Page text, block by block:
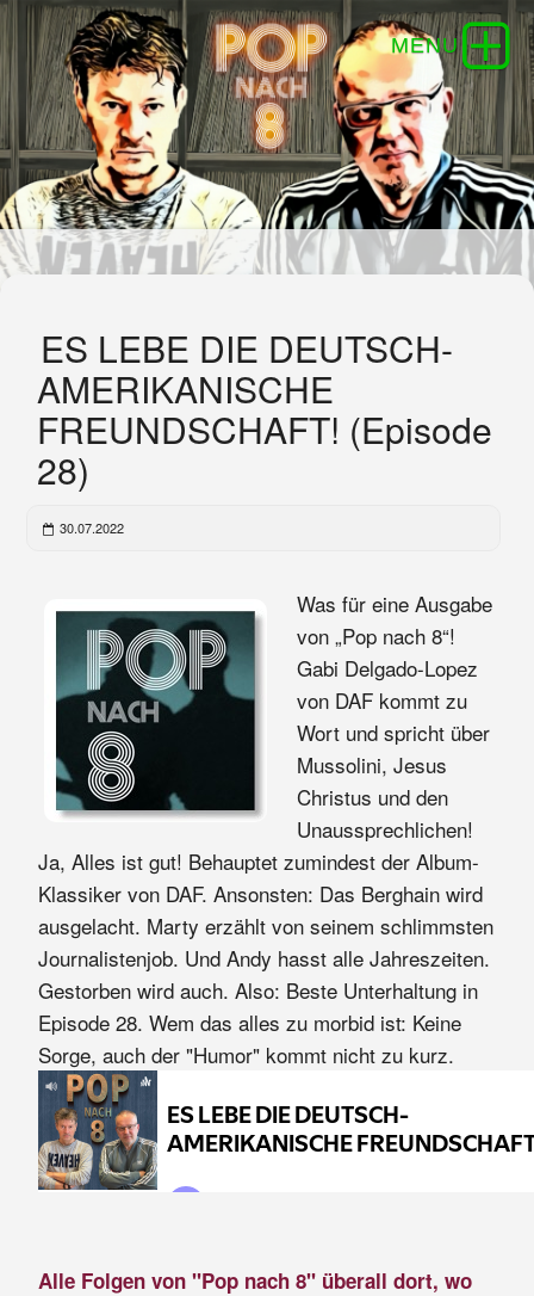
ES LEBE DIE DEUTSCH-
AMERIKANISCHE
FREUNDSCHAFT! (Episode
28)
30.07.2022
Was für eine Ausgabe
von „Pop nach 8“!
Gabi Delgado-Lopez
von DAF kommt zu
Wort und spricht über
Mussolini, Jesus
Christus und den
Unaussprechlichen!
Ja, Alles ist gut! Behauptet zumindest der Album-
Klassiker von DAF. Ansonsten: Das Berghain wird
ausgelacht. Marty erzählt von seinem schlimmsten
Journalistenjob. Und Andy hasst alle Jahreszeiten.
Gestorben wird auch. Also: Beste Unterhaltung in
Episode 28. Wem das alles zu morbid ist: Keine
Sorge, auch der "Humor" kommt nicht zu kurz.
Alle Folgen von "Pop nach 8" überall dort, wo